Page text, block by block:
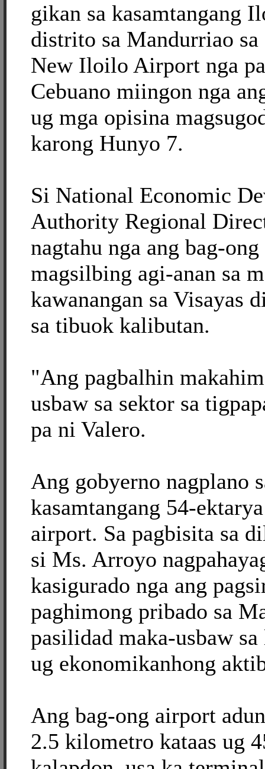
gikan sa kasamtangang
distrito sa Mandurriao sa
New Iloilo Airport nga
Cebuano miingon nga
ug mga opisina
karong Hunyo 7.
Si National Economic
Authority Regional
nagtahu nga ang bag-
magsilbing agi-anan sa
kawanangan sa Visayas
sa tibuok kalibutan.
"Ang pagbalhin
usbaw sa sektor sa
pa ni Valero.
Ang gobyerno nagplano
kasamtangang 54-
airport. Sa pagbisita sa
si Ms. Arroyo
kasigurado nga ang
paghimong pribado sa
pasilidad maka-usbaw
ug ekonomikanhong
Ang bag-ong airport
2.5 kilometro kataas ug